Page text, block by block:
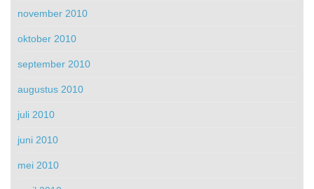
november 2010
oktober 2010
september 2010
augustus 2010
juli 2010
juni 2010
mei 2010